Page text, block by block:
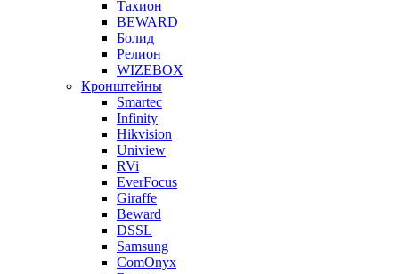
Тахион
BEWARD
Болид
Релион
WIZEBOX
Кронштейны
Smartec
Infinity
Hikvision
Uniview
RVi
EverFocus
Giraffe
Beward
DSSL
Samsung
ComOnyx